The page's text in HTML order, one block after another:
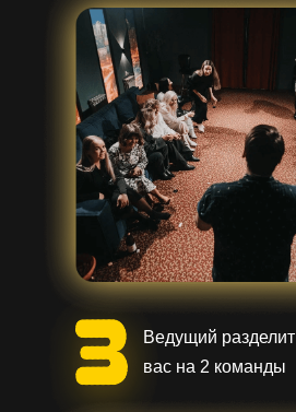
Ведущий разделит
вас на 2 команды